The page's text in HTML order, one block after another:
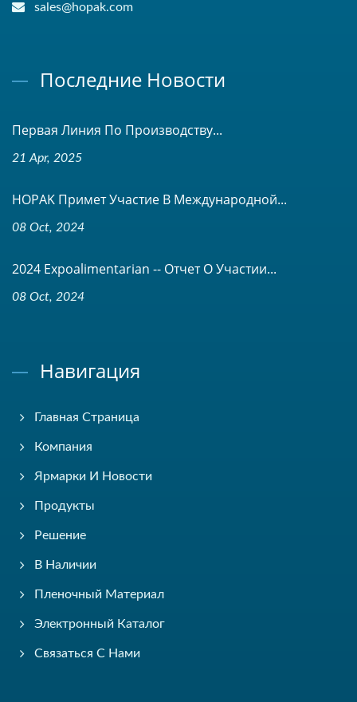
sales@hopak.com
Последние Новости
Первая Линия По Производству...
21 Apr, 2025
HOPAK Примет Участие В Международной...
08 Oct, 2024
2024 Expoalimentarian -- Отчет О Участии...
08 Oct, 2024
Навигация
Главная Страница
Компания
Ярмарки И Новости
Продукты
Решение
В Наличии
Пленочный Материал
Электронный Каталог
Связаться С Нами